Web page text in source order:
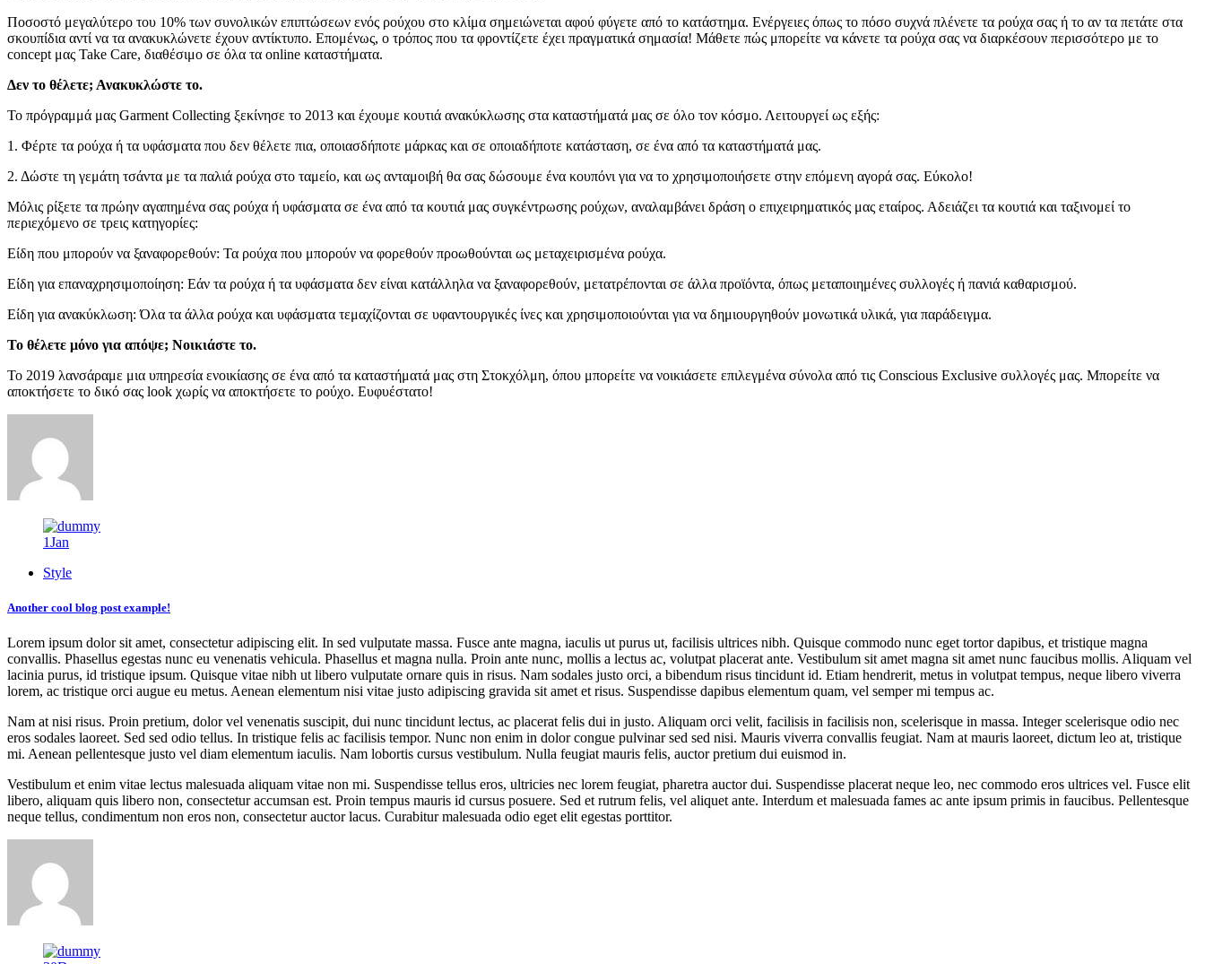
Ποσοστό μεγαλύτερο του 10% των συνολικών επιπτώσεων ενός ρούχου στο κλίμα σημειώνεται αφού φύγετε από το κατάστημα. Ενέργειες όπως το πόσο συχνά πλένετε τα ρούχα σας ή το αν τα πετάτε στα
σκουπίδια αντί να τα ανακυκλώνετε έχουν αντίκτυπο. Επομένως, ο τρόπος που τα φροντίζετε έχει πραγματικά σημασία! Μάθετε πώς μπορείτε να κάνετε τα ρούχα σας να διαρκέσουν περισσότερο με το
concept μας Take Care, διαθέσιμο σε όλα τα online καταστήματα.
Δεν το θέλετε; Ανακυκλώστε το.
Το πρόγραμμά μας Garment Collecting ξεκίνησε το 2013 και έχουμε κουτιά ανακύκλωσης στα καταστήματά μας σε όλο τον κόσμο. Λειτουργεί ως εξής:
1. Φέρτε τα ρούχα ή τα υφάσματα που δεν θέλετε πια, οποιασδήποτε μάρκας και σε οποιαδήποτε κατάσταση, σε ένα από τα καταστήματά μας.
2. Δώστε τη γεμάτη τσάντα με τα παλιά ρούχα στο ταμείο, και ως ανταμοιβή θα σας δώσουμε ένα κουπόνι για να το χρησιμοποιήσετε στην επόμενη αγορά σας. Εύκολο!
Μόλις ρίξετε τα πρώην αγαπημένα σας ρούχα ή υφάσματα σε ένα από τα κουτιά μας συγκέντρωσης ρούχων, αναλαμβάνει δράση ο επιχειρηματικός μας εταίρος. Αδειάζει τα κουτιά και ταξινομεί το
περιεχόμενο σε τρεις κατηγορίες:
Είδη που μπορούν να ξαναφορεθούν: Τα ρούχα που μπορούν να φορεθούν προωθούνται ως μεταχειρισμένα ρούχα.
Είδη για επαναχρησιμοποίηση: Εάν τα ρούχα ή τα υφάσματα δεν είναι κατάλληλα να ξαναφορεθούν, μετατρέπονται σε άλλα προϊόντα, όπως μεταποιημένες συλλογές ή πανιά καθαρισμού.
Είδη για ανακύκλωση: Όλα τα άλλα ρούχα και υφάσματα τεμαχίζονται σε υφαντουργικές ίνες και χρησιμοποιούνται για να δημιουργηθούν μονωτικά υλικά, για παράδειγμα.
Το θέλετε μόνο για απόψε; Νοικιάστε το.
Το 2019 λανσάραμε μια υπηρεσία ενοικίασης σε ένα από τα καταστήματά μας στη Στοκχόλμη, όπου μπορείτε να νοικιάσετε επιλεγμένα σύνολα από τις Conscious Exclusive συλλογές μας. Μπορείτε να
αποκτήσετε το δικό σας look χωρίς να αποκτήσετε το ρούχο. Ευφυέστατο!
1Jan
Style
Another cool blog post example!
Lorem ipsum dolor sit amet, consectetur adipiscing elit. In sed vulputate massa. Fusce ante magna, iaculis ut purus ut, facilisis ultrices nibh. Quisque commodo nunc eget tortor dapibus, et tristique magna
convallis. Phasellus egestas nunc eu venenatis vehicula. Phasellus et magna nulla. Proin ante nunc, mollis a lectus ac, volutpat placerat ante. Vestibulum sit amet magna sit amet nunc faucibus mollis. Aliquam vel
lacinia purus, id tristique ipsum. Quisque vitae nibh ut libero vulputate ornare quis in risus. Nam sodales justo orci, a bibendum risus tincidunt id. Etiam hendrerit, metus in volutpat tempus, neque libero viverra
lorem, ac tristique orci augue eu metus. Aenean elementum nisi vitae justo adipiscing gravida sit amet et risus. Suspendisse dapibus elementum quam, vel semper mi tempus ac.
Nam at nisi risus. Proin pretium, dolor vel venenatis suscipit, dui nunc tincidunt lectus, ac placerat felis dui in justo. Aliquam orci velit, facilisis in facilisis non, scelerisque in massa. Integer scelerisque odio nec
eros sodales laoreet. Sed sed odio tellus. In tristique felis ac facilisis tempor. Nunc non enim in dolor congue pulvinar sed sed nisi. Mauris viverra convallis feugiat. Nam at mauris laoreet, dictum leo at, tristique
mi. Aenean pellentesque justo vel diam elementum iaculis. Nam lobortis cursus vestibulum. Nulla feugiat mauris felis, auctor pretium dui euismod in.
Vestibulum et enim vitae lectus malesuada aliquam vitae non mi. Suspendisse tellus eros, ultricies nec lorem feugiat, pharetra auctor dui. Suspendisse placerat neque leo, nec commodo eros ultrices vel. Fusce elit
libero, aliquam quis libero non, consectetur accumsan est. Proin tempus mauris id cursus posuere. Sed et rutrum felis, vel aliquet ante. Interdum et malesuada fames ac ante ipsum primis in faucibus. Pellentesque
neque tellus, condimentum non eros non, consectetur auctor lacus. Curabitur malesuada odio eget elit egestas porttitor.